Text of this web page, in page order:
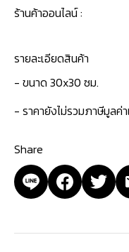
ร้านค้าออนไลน์ :
รายละเอียดสินค้า
- ขนาด 30x30 ซม.
- ราคายังไม่รวมภาษีมูลค่
Share